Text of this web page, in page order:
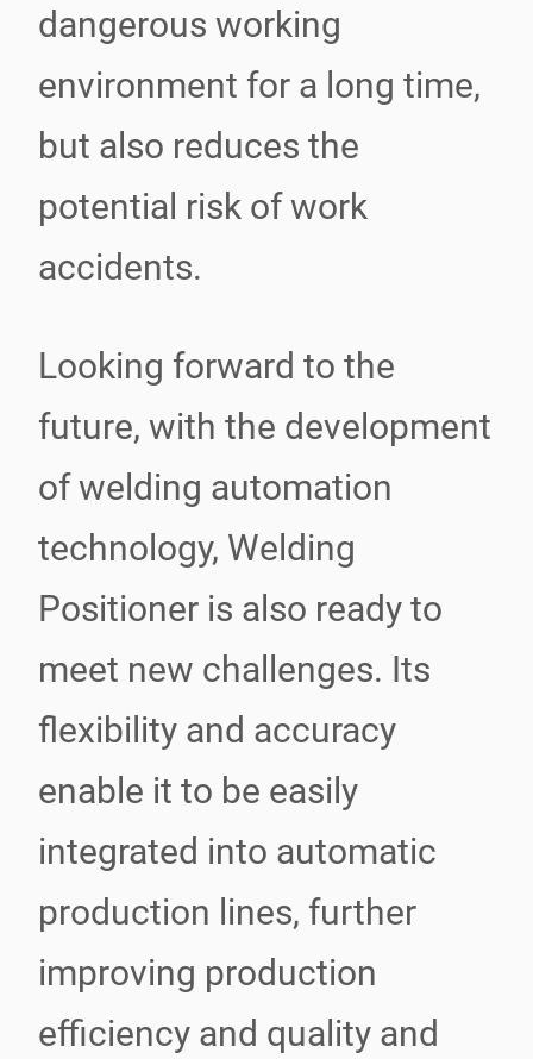
dangerous working
environment for a long time,
but also reduces the
potential risk of work
accidents.
Looking forward to the
future, with the development
of welding automation
technology, Welding
Positioner is also ready to
meet new challenges. Its
flexibility and accuracy
enable it to be easily
integrated into automatic
production lines, further
improving production
efficiency and quality and